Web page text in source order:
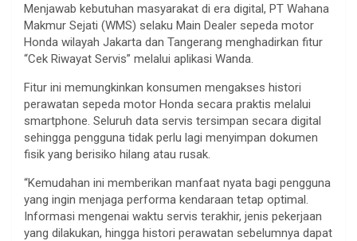
Menjawab kebutuhan masyarakat di era digital, PT Wahana
Makmur Sejati (WMS) selaku Main Dealer sepeda motor
Honda wilayah Jakarta dan Tangerang menghadirkan fitur
“Cek Riwayat Servis” melalui aplikasi Wanda.
Fitur ini memungkinkan konsumen mengakses histori
perawatan sepeda motor Honda secara praktis melalui
smartphone. Seluruh data servis tersimpan secara digital
sehingga pengguna tidak perlu lagi menyimpan dokumen
fisik yang berisiko hilang atau rusak.
“Kemudahan ini memberikan manfaat nyata bagi pengguna
yang ingin menjaga performa kendaraan tetap optimal.
Informasi mengenai waktu servis terakhir, jenis pekerjaan
yang dilakukan, hingga histori perawatan sebelumnya dapat